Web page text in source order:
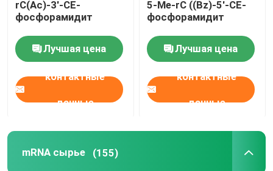
Нуклеозиды
Олигосинтезные реагенты
rC(Ac)-3'-CE-
фосфорамидит
Лучшая цена
контактные
данные
5-Me-rC ((Bz)-5'-CE-
фосфорамидит
Лучшая цена
контактные
данные
mRNA сырье (155)